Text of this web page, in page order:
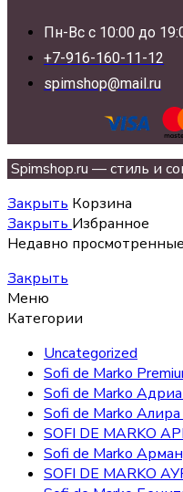
Пн-Вс с 10:00 до
+7-916-160-11-12
spimshop@mail.ru
Spimshop.ru — стиль и
Закрыть Корзина
Закрыть Избранное
Недавно просмотренные
Закрыть
Меню
Категории
Uncategorized
Sofi de Marko
Sofi de Marko
Sofi de Marko
SOFI DE MARKO
Sofi de Marko
SOFI DE MARKO